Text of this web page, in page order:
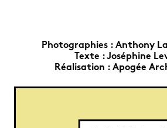
Photographies : Anthony
Texte :Joséphine
Réalisation : Apogée